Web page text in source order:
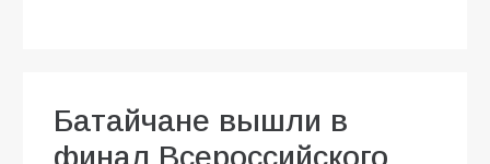
Батайчане вышли в
финал Всероссийского